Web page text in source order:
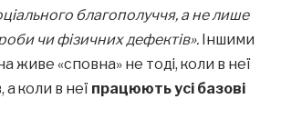
благополуччя, а не лише
чи фізичних дефектів». Іншими
живе «сповна» не тоді, коли в неї
а коли в неї працюють усі базові